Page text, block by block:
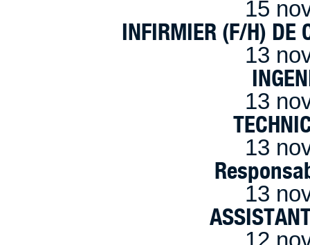
15
INFIRMIER (F/H) DE
13
13
13
13
12